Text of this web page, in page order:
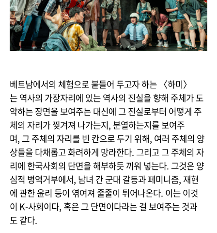
베트남에서의 체험으로 붙들어 두고자 하는 〈하미〉
는 역사의 가장자리에 있는 역사의 진실을 향해 주체가 도
약하는 장면을 보여주는 대신에 그 진실로부터 어떻게 주
체의 자리가 찢겨져 나가는지, 분열하는지를 보여주
며, 그 주체의 자리를 빈 칸으로 두기 위해, 여러 주체의 양
상들을 다채롭고 화려하게 망라한다. 그리고 그 주체의 자
리에 한국사회의 단면을 해부하듯 끼워 넣는다. 그것은 양
심적 병역거부에서, 남녀 간 군대 갈등과 페미니즘, 재현
에 관한 윤리 등이 엮여져 줄줄이 튀어나온다. 이는 이것
이 K-사회이다, 혹은 그 단면이다라는 걸 보여주는 것과
도 같다.